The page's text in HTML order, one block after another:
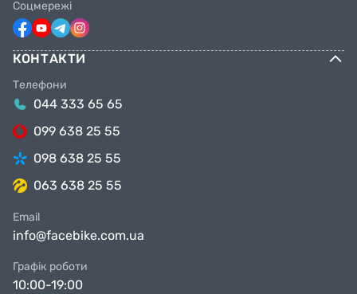
Соцмережі
КОНТАКТИ
Телефони
044 333 65 65
099 638 25 55
098 638 25 55
063 638 25 55
Email
info@facebike.com.ua
Графік роботи
10:00-19:00